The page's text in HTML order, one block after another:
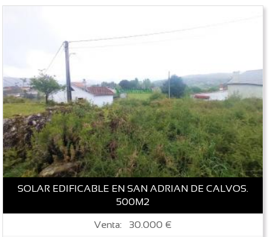
SOLAR EDIFICABLE EN SAN ADRIAN DE CALVOS.
500M2
Venta: 30.000 €